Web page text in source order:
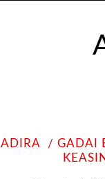
ADIRA GADAI